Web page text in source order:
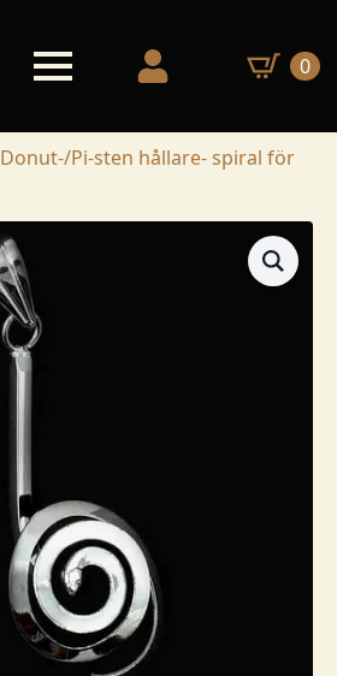
0
Donut-/Pi-sten hållare- spiral för